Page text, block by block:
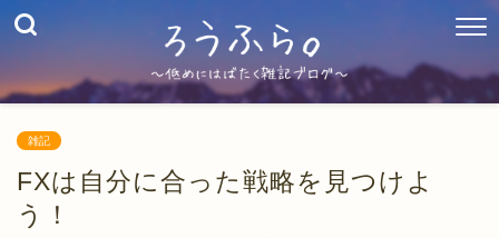
雑記
FXは自分に合った戦略を見つけよ
う！